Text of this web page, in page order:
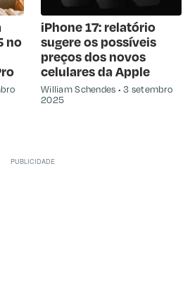
no
iPhone 17: relatório
sugere os possíveis
preços dos novos
celulares da Apple
William Schendes
3 setembro
2025